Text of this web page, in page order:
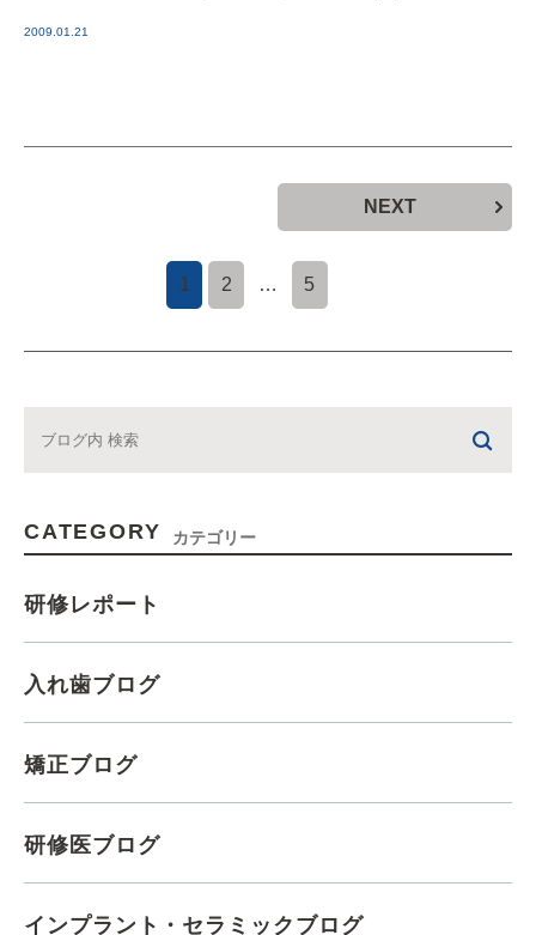
2009.01.21
1 2 … 5
NEXT
CATEGORY カテゴリー
研修レポート
入れ歯ブログ
矯正ブログ
研修医ブログ
インプラント・セラミックブログ